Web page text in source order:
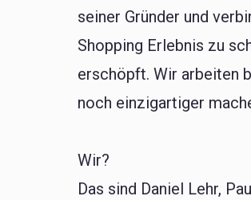
seiner Gründer und
Shopping Erlebnis zu
erschöpft. Wir arbeiten
noch einzigartiger
Wir?
Das sind Daniel Lehr,